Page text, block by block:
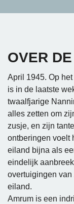
OVER
April 1945. Op
is in de laatste
twaalfjarige
alles zetten om
zusje, en zijn
ontberingen voelt
eiland bijna als
eindelijk
overtuigingen
eiland.
Amrum is een